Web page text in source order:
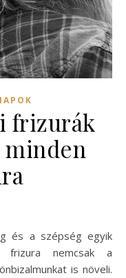
frizurák
minden
frizura nemcsak a
is növeli.